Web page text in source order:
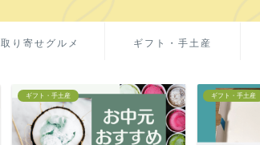
取り寄せグルメ ギフト・手土産
ギフト・手土産 お取り寄せグルメ